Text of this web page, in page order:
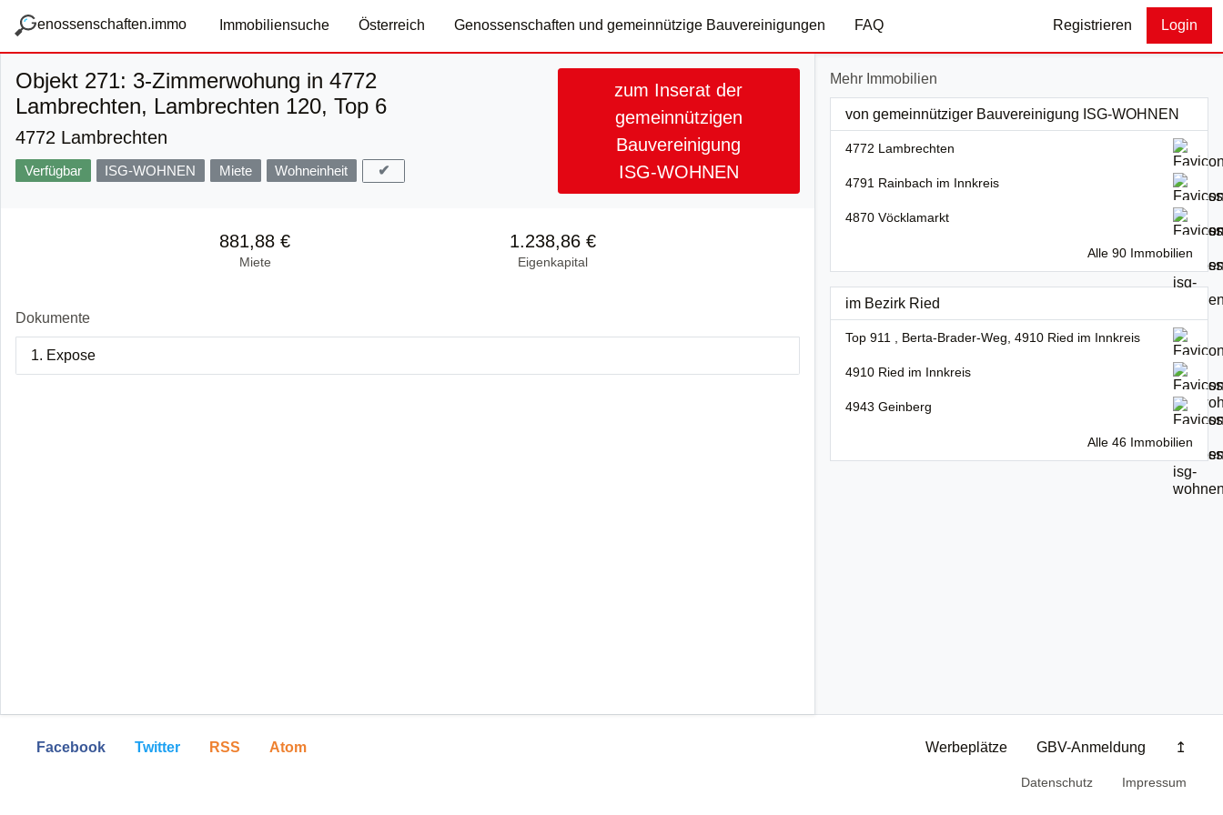
g
enossenschaften.immo Immobiliensuche Österreich Genossenschaften und gemeinnützige Bauvereinigungen FAQ Registrieren Login
zum Inserat der
gemeinnützigen
Bauvereinigung
ISG-WOHNEN
Objekt 271: 3-Zimmerwohung in 4772
Lambrechten, Lambrechten 120, Top 6
4772 Lambrechten
Verfügbar ISG-WOHNEN Miete Wohneinheit ✔
881,88 €
Miete
1.238,86 €
Eigenkapital
Dokumente
1. Expose
Mehr Immobilien
von gemeinnütziger Bauvereinigung ISG-WOHNEN
4772 Lambrechten
4791 Rainbach im Innkreis
4870 Vöcklamarkt
Alle 90 Immobilien
im Bezirk Ried
Top 911 , Berta-Brader-Weg, 4910 Ried im Innkreis
4910 Ried im Innkreis
4943 Geinberg
Alle 46 Immobilien
Facebook Twitter RSS Atom Werbeplätze GBV-Anmeldung ↥
Datenschutz Impressum